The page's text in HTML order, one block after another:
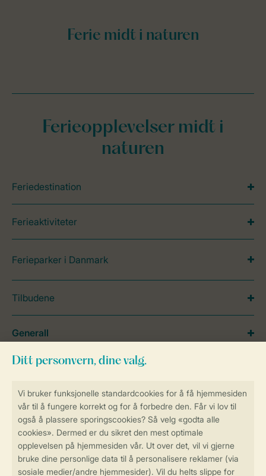
Sikker og rask online booking
Sikker datahåndtering
Ferieopplevelser midt i
naturen
Feriedestination
Ferieaktiviteter
Ferieparker i Danmark
Tilbudene
Generall
Service
Betalingsmuligheder